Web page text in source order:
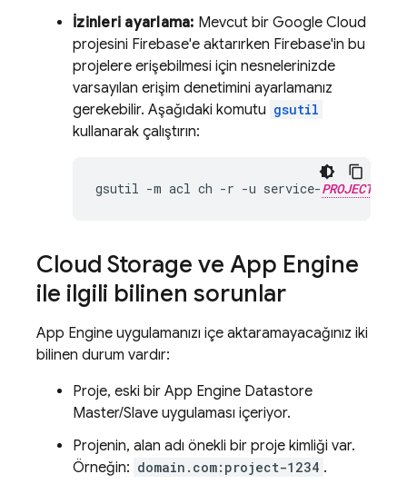
İzinleri ayarlama: Mevcut bir Google Cloud
projesini Firebase'e aktarırken Firebase'in bu
projelere erişebilmesi için nesnelerinizde
varsayılan erişim denetimini ayarlamanız
gerekebilir. Aşağıdaki komutu gsutil
kullanarak çalıştırın:
gsutil -m acl ch -r -u service-
Cloud Storage ve App Engine
ile ilgili bilinen sorunlar
App Engine uygulamanızı içe aktaramayacağınız iki
bilinen durum vardır:
Proje, eski bir App Engine Datastore
Master/Slave uygulaması içeriyor.
Projenin, alan adı önekli bir proje kimliği var.
Örneğin: domain.com:project-1234 .